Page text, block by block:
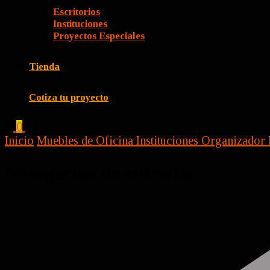
Escritorios
Instituciones
Proyectos Especiales
Tienda
Cotiza tu proyecto
0
Inicio Muebles de Oficina Instituciones Organizador